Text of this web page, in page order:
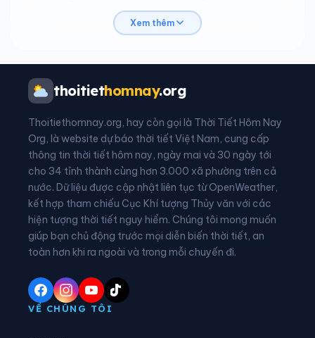
Phường Vĩnh Phúc Phường Vĩnh Yên
Xã An Nghĩa
Xã Bằng Luân
Xã Bình Nguyên Xã Bình Phú
Xã Bình Tuyền Xã Bình Xuyên
Xã Cẩm Khê Xã Cao Dương
Xã Cao Phong Xã Cao Sơn
Xã Chân Mộng Xã Chí Đám
Xã Chí Tiên
Xã Đà Bắc
Xem thêm
thoitiethomnay.org
Thoitiethomnay.org, hay còn gọi là Thời Tiết Hôm Nay
Org, là website dự báo thời tiết Việt Nam, cung cấp
thông tin thời tiết hôm nay, ngày mai và 30 ngày tới
cho 34 tỉnh thành cùng hơn 3.000 xã phường trên cả
nước. Dữ liệu được cập nhật liên tục từ OpenWeather,
kết hợp tham chiếu Cục Khí tượng Thủy văn với các
hiện tượng thời tiết nguy hiểm. Chúng tôi mong muốn
giúp bạn chủ động trước mọi diễn biến thời tiết, an
toàn hơn khi ra ngoài và trong mỗi chuyến đi.
VỀ CHÚNG TÔI